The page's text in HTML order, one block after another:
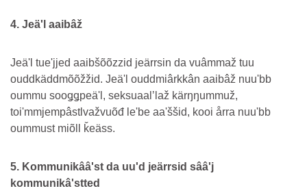
4. Jeäʹl aaibâž
Jeäʹl tueʹjjed aaibšõõzzid jeärrsin da vuâmmaž tuu
ouddkäddmõõžžid. Jeäʹl ouddmiârkkân aaibâž nuuʹbb
oummu sooǥǥpeäʹl, seksuaalʼlaž kärŋŋummuž,
toiʹmmjempâstlvažvuõđ leʹbe aaʹššid, kooi årra nuuʹbb
oummust miõll ǩeäss.
5. Kommunikââʹst da uuʹd jeärrsid sââʹj
kommunikâʹstted